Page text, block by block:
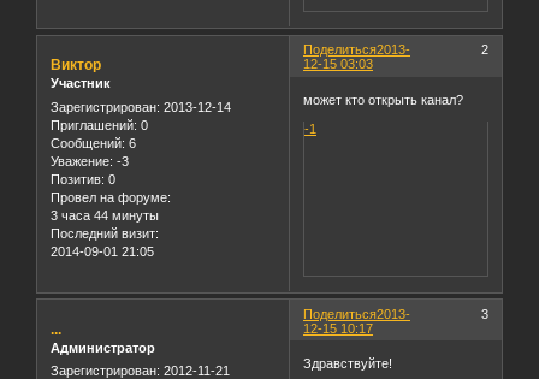
Поделиться 2
2013-
12-15 03:03
Виктор
Участник
Зарегистрирован: 2013-12-14
Приглашений: 0
Сообщений: 6
Уважение: -3
Позитив: 0
Провел на форуме:
3 часа 44 минуты
Последний визит:
2014-09-01 21:05
может кто открыть канал?
-1
Поделиться 3
2013-
12-15 10:17
...
Администратор
Зарегистрирован: 2012-11-21
Здравствуйте!